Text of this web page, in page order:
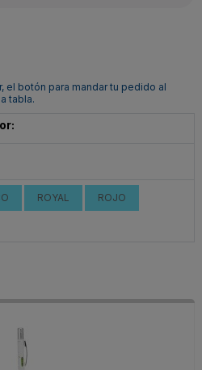
el botón para mandar tu pedido al
tabla.
ROYAL ROJO